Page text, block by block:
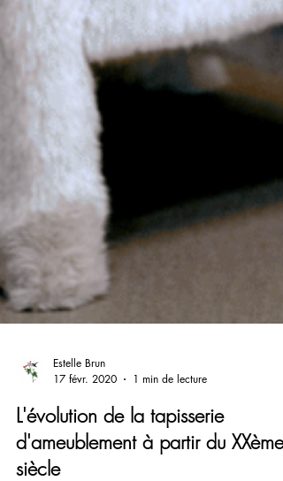
Estelle Brun
1 min de lecture